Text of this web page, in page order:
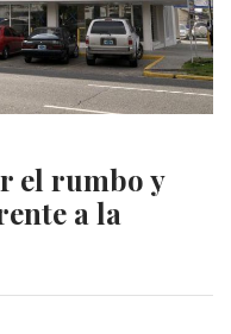
el rumbo y
a la